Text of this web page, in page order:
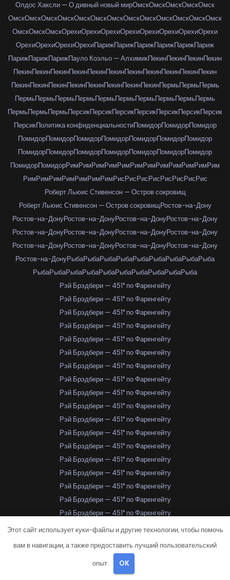
Олдос Хаксли — О дивный новый мирОмскОмскОмскОмскОмск
ОмскОмскОмскОмскОмскОмскОмскОмскОмскОмскОмскОмскОмск
ОмскОмскОмскОрехиОрехиОрехиОрехиОрехиОрехиОрехиОрехи
ОрехиОрехиОрехиОрехиПарижПарижПарижПарижПарижПариж
ПарижПарижПарижПауло Коэльо — АлхимикПекинПекинПекинПекин
ПекинПекинПекинПекинПекинПекинПекинПекинПекинПекинПекин
ПекинПекинПекинПекинПекинПекинПекинПекинПермьПермьПермь
ПермьПермьПермьПермьПермьПермьПермьПермьПермьПермь
ПермьПермьПермьПерсикПерсикПерсикПерсикПерсикПерсикПерсик
ПерсикПолитика конфиденциальностиПомидорПомидорПомидор
ПомидорПомидорПомидорПомидорПомидорПомидорПомидор
ПомидорПомидорПомидорПомидорПомидорПомидорПомидор
ПомидорПомидорРимРимРимРимРимРимРимРимРимРимРимРим
РимРимРимРимРимРимРимРисРисРисРисРисРисРисРис
Роберт Льюис Стивенсон — Остров сокровищ
Роберт Льюис Стивенсон — Остров сокровищРостов-на-Дону
Ростов-на-ДонуРостов-на-ДонуРостов-на-ДонуРостов-на-Дону
Ростов-на-ДонуРостов-на-ДонуРостов-на-ДонуРостов-на-Дону
Ростов-на-ДонуРостов-на-ДонуРостов-на-ДонуРостов-на-Дону
Ростов-на-ДонуРыбаРыбаРыбаРыбаРыбаРыбаРыбаРыбаРыба
РыбаРыбаРыбаРыбаРыбаРыбаРыбаРыбаРыбаРыба
Рэй Брэдбери — 451° по Фаренгейту
Рэй Брэдбери — 451° по Фаренгейту
Рэй Брэдбери — 451° по Фаренгейту
Рэй Брэдбери — 451° по Фаренгейту
Рэй Брэдбери — 451° по Фаренгейту
Рэй Брэдбери — 451° по Фаренгейту
Рэй Брэдбери — 451° по Фаренгейту
Рэй Брэдбери — 451° по Фаренгейту
Рэй Брэдбери — 451° по Фаренгейту
Рэй Брэдбери — 451° по Фаренгейту
Рэй Брэдбери — 451° по Фаренгейту
Рэй Брэдбери — 451° по Фаренгейту
Рэй Брэдбери — 451° по Фаренгейту
Рэй Брэдбери — 451° по Фаренгейту
Рэй Брэдбери — 451° по Фаренгейту
Рэй Брэдбери — 451° по Фаренгейту
Рэй Брэдбери — 451° по Фаренгейту
Рэй Брэдбери — 451° по Фаренгейту
Рэй Брэдбери — 451° по Фаренгейту
Рэй Брэдбери — 451° по Фаренгейту
Рэй Брэдбери — 451° по ФаренгейтуСамара
Этот сайт использует куки-файлы и другие технологии, чтобы помочь
вам в навигации, а также предоставить лучший пользовательский
опыт. OK